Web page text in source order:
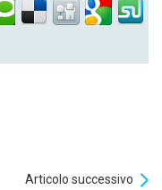
Articolo successivo